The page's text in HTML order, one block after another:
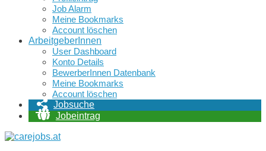
Job Alarm
Meine Bookmarks
Account löschen
ArbeitgeberInnen
User Dashboard
Konto Details
BewerberInnen Datenbank
Meine Bookmarks
Account löschen
Jobsuche
Jobeintrag